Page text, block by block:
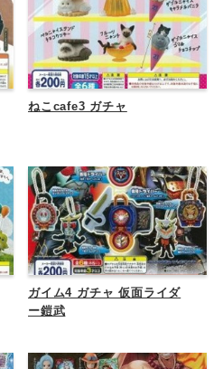
ねこcafe3 ガチャ
ガイム4 ガチャ 仮面ライダ
ー鎧武